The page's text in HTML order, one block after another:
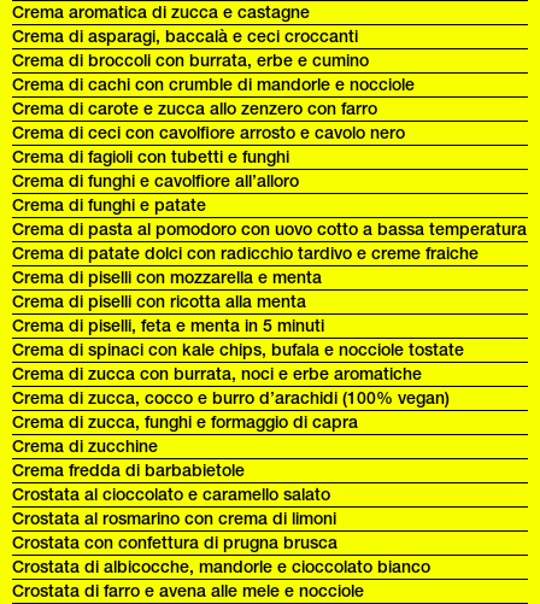
Crema aromatica di zucca e castagne
Crema di asparagi, baccalà e ceci croccanti
Crema di broccoli con burrata, erbe e cumino
Crema di cachi con crumble di mandorle e nocciole
Crema di carote e zucca allo zenzero con farro
Crema di ceci con cavolfiore arrosto e cavolo nero
Crema di fagioli con tubetti e funghi
Crema di funghi e cavolfiore all’alloro
Crema di funghi e patate
Crema di pasta al pomodoro con uovo cotto a bassa temperatura
Crema di patate dolci con radicchio tardivo e creme fraiche
Crema di piselli con mozzarella e menta
Crema di piselli con ricotta alla menta
Crema di piselli, feta e menta in 5 minuti
Crema di spinaci con kale chips, bufala e nocciole tostate
Crema di zucca con burrata, noci e erbe aromatiche
Crema di zucca, cocco e burro d’arachidi (100% vegan)
Crema di zucca, funghi e formaggio di capra
Crema di zucchine
Crema fredda di barbabietole
Crostata al cioccolato e caramello salato
Crostata al rosmarino con crema di limoni
Crostata con confettura di prugna brusca
Crostata di albicocche, mandorle e cioccolato bianco
Crostata di farro e avena alle mele e nocciole